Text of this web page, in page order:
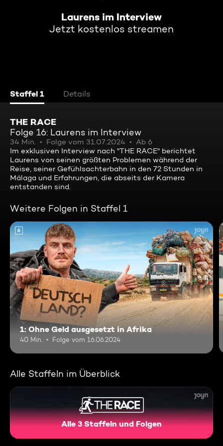
Laurens im Interview
Jetzt kostenlos streamen
Staffel 1 Details
THE RACE
Folge 16: Laurens im Interview
34 Min. Folge vom 31.07.2024
Ab 6
Im exklusiven Interview nach "THE RACE" berichtet
Laurens von seinen größten Problemen während der
Reise, seiner Gefühlsachterbahn in den 72 Stunden in
Málaga und Erfahrungen, die abseits der Kamera
entstanden sind.
Weitere Folgen in Staffel 1
6
1: Ohne Geld ausgesetzt in Afrika
40 Min. Folge vom 16.06.2024
Alle Staffeln im Überblick
Alle 3 Staffeln und Folgen